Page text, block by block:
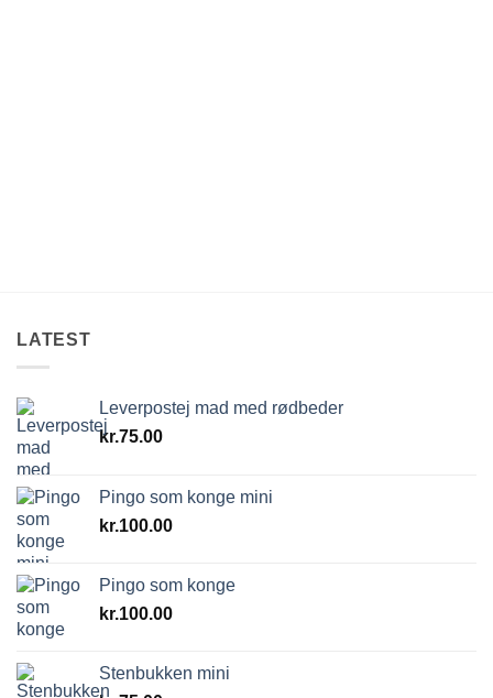
LATEST
Leverpostej mad med rødbeder
kr.75.00
Pingo som konge mini
kr.100.00
Pingo som konge
kr.100.00
Stenbukken mini